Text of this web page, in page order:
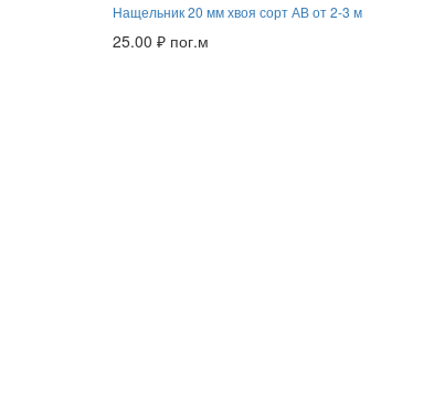
Нащельник 20 мм хвоя сорт АВ от 2-3 м
25.00 ₽ пог.м